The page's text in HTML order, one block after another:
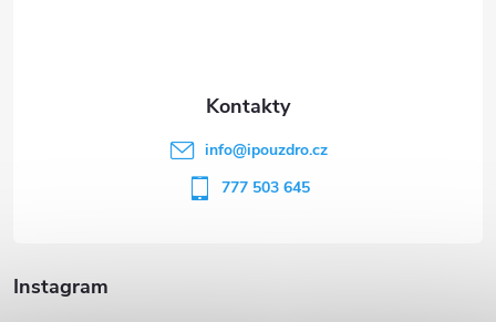
Instagram
info@ipouzdro.cz
777 503 645